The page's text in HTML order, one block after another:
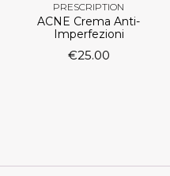
PRESCRIPTION
ACNE Crema Anti-
Imperfezioni
€25.00